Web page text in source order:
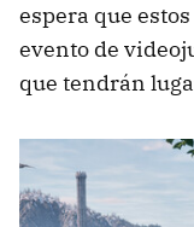
espera que
evento de
que tendrán